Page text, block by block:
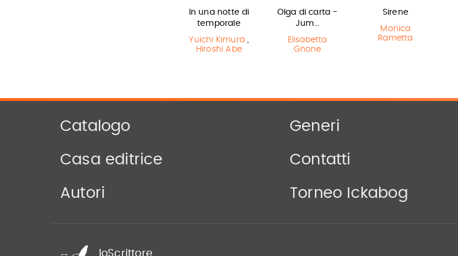
In una notte di
temporale
Yuichi Kimura ,
Hiroshi Abe
Olga di carta -
Jum…
Elisabetta
Gnone
Sirene
Monica
Rametta
Catalogo Generi
Casa editrice Contatti
Autori Torneo Ickabog
IoScrittore